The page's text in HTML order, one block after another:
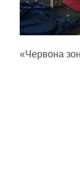
«Червона